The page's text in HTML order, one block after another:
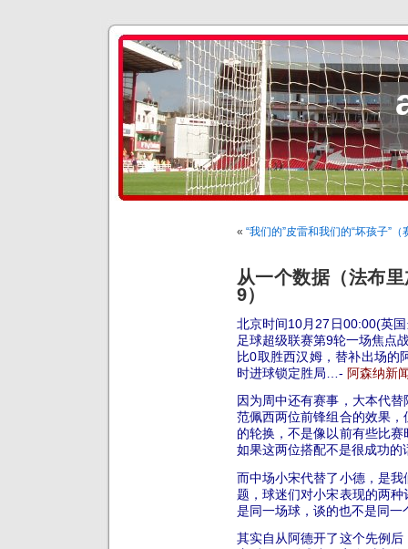
« “我们的”皮雷和我们的“坏孩子”
从一个数据（法布
9）
北京时间10月27日00:00(英
足球超级联赛第9轮一场焦点
比0取胜西汉姆，替补出场的
时进球锁定胜局…- 阿森纳新
因为周中还有赛事，大本代
范佩西两位前锋组合的效果
的轮换，不是像以前有些比
如果这两位搭配不是很成功
而中场小宋代替了小德，是
题，球迷们对小宋表现的两
是同一场球，谈的也不是同
其实自从阿德开了这个先例